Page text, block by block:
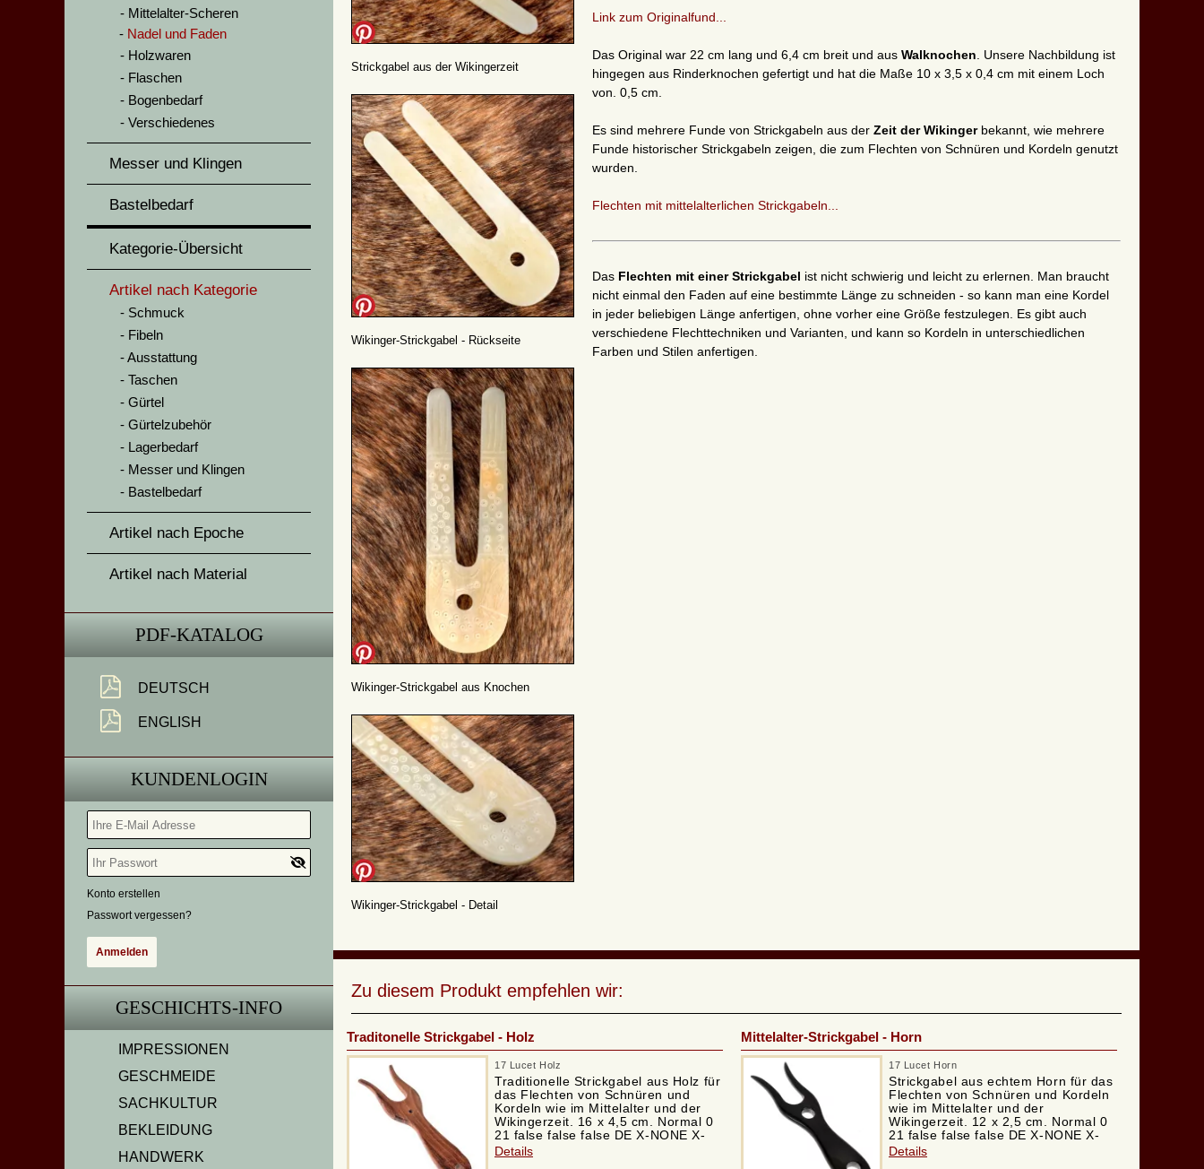
Mittelalter-Scheren
Nadel und Faden
Holzwaren
Flaschen
Bogenbedarf
Verschiedenes
Messer und Klingen
Bastelbedarf
Kategorie-Übersicht
Artikel nach Kategorie
Schmuck
Fibeln
Ausstattung
Taschen
Gürtel
Gürtelzubehör
Lagerbedarf
Messer und Klingen
Bastelbedarf
Artikel nach Epoche
Artikel nach Material
PDF-KATALOG
DEUTSCH
ENGLISH
KUNDENLOGIN
Konto erstellen
Passwort vergessen?
GESCHICHTS-INFO
IMPRESSIONEN
GESCHMEIDE
SACHKULTUR
BEKLEIDUNG
HANDWERK
Strickgabel aus der Wikingerzeit
Wikinger-Strickgabel - Rückseite
Wikinger-Strickgabel aus Knochen
Wikinger-Strickgabel - Detail
Link zum Originalfund...
Das Original war 22 cm lang und 6,4 cm breit und aus Walknochen . Unsere Nachbildung ist
hingegen aus Rinderknochen gefertigt und hat die Maße 10 x 3,5 x 0,4 cm mit einem Loch
von. 0,5 cm.
Es sind mehrere Funde von Strickgabeln aus der Zeit der Wikinger bekannt, wie mehrere
Funde historischer Strickgabeln zeigen, die zum Flechten von Schnüren und Kordeln genutzt
wurden.
Flechten mit mittelalterlichen Strickgabeln...
Das Flechten mit einer Strickgabel ist nicht schwierig und leicht zu erlernen. Man braucht
nicht einmal den Faden auf eine bestimmte Länge zu schneiden - so kann man eine Kordel
in jeder beliebigen Länge anfertigen, ohne vorher eine Größe festzulegen. Es gibt auch
verschiedene Flechttechniken und Varianten, und kann so Kordeln in unterschiedlichen
Farben und Stilen anfertigen.
Zu diesem Produkt empfehlen wir:
Traditonelle Strickgabel - Holz
17 Lucet Holz
Traditionelle Strickgabel aus Holz für
das Flechten von Schnüren und
Kordeln wie im Mittelalter und der
Wikingerzeit. 16 x 4,5 cm. Normal 0
21 false false false DE X-NONE X-
NONE /* Style Definitions */
table.MsoNormalTable {mso-style-
Details
Mittelalter-Strickgabel - Horn
17 Lucet Horn
Strickgabel aus echtem Horn für das
Flechten von Schnüren und Kordeln
wie im Mittelalter und der
Wikingerzeit. 12 x 2,5 cm. Normal 0
21 false false false DE X-NONE X-
NONE /* Style Definitions */
table.MsoNormalTable {mso-style-
Details